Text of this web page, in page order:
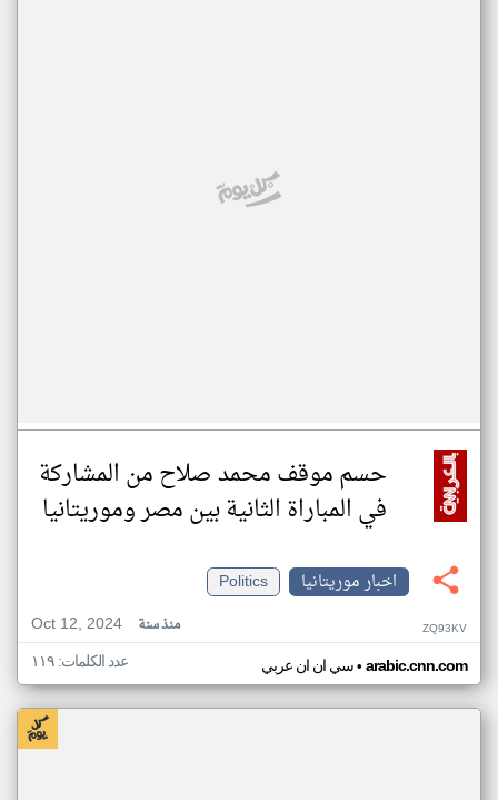
حسم موقف محمد صلاح من المشاركة
في المباراة الثانية بين مصر وموريتانيا
اخبار موريتانيا
Politics
Oct 12, 2024
منذ سنة ZQ93KV
سي ان ان عربي• arabic.cnn.com عدد الكلمات: ١١٩